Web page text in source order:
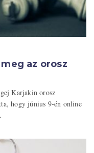
az orosz
Karjakin orosz
hogy június 9-én online